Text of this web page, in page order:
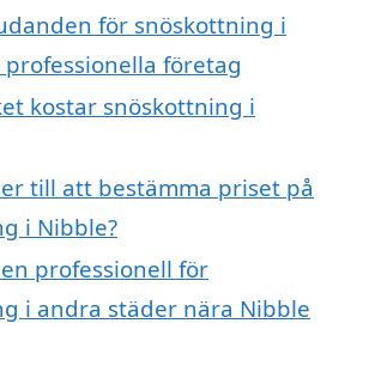
för snöskottning i
företag
kostar snöskottning i
till att bestämma priset på
i Nibble?
professionell för
i andra städer nära Nibble